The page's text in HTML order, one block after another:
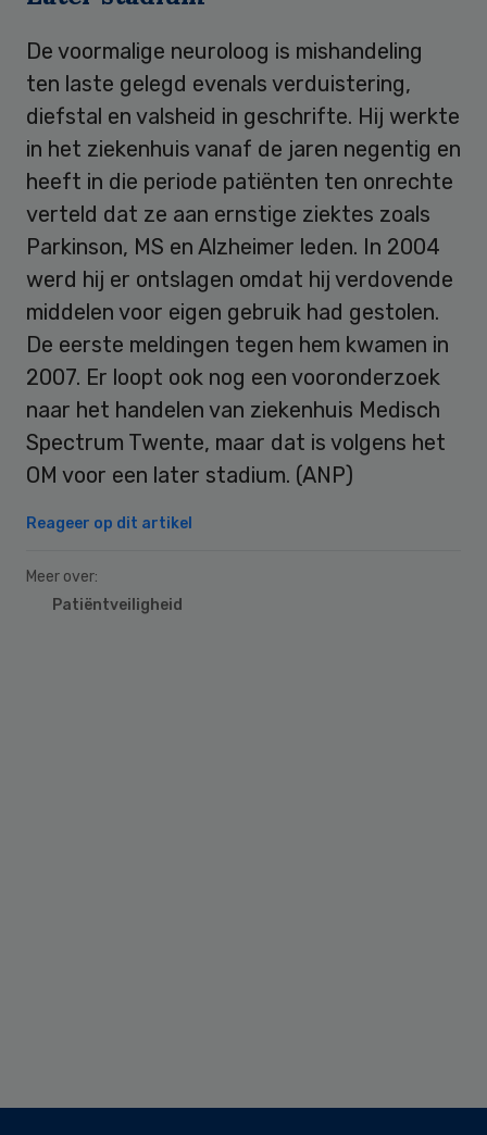
De voormalige neuroloog is mishandeling
ten laste gelegd evenals verduistering,
diefstal en valsheid in geschrifte. Hij werkte
in het ziekenhuis vanaf de jaren negentig en
heeft in die periode patiënten ten onrechte
verteld dat ze aan ernstige ziektes zoals
Parkinson, MS en Alzheimer leden. In 2004
werd hij er ontslagen omdat hij verdovende
middelen voor eigen gebruik had gestolen.
De eerste meldingen tegen hem kwamen in
2007. Er loopt ook nog een vooronderzoek
naar het handelen van ziekenhuis Medisch
Spectrum Twente, maar dat is volgens het
OM voor een later stadium. (ANP)
Reageer op dit artikel
Meer over:
Patiëntveiligheid